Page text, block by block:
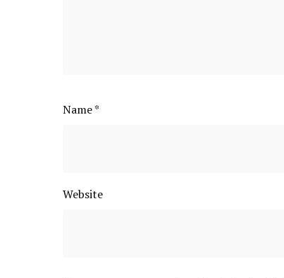
Name*
Website